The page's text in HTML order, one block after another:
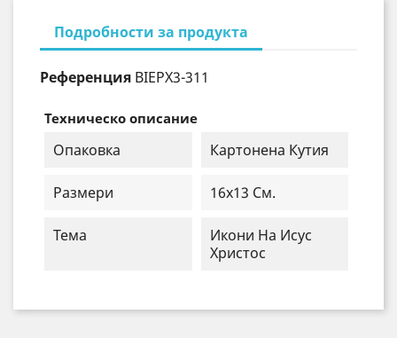
Подробности за продукта
Референция BIEPX3-311
Техническо описание
Опаковка Картонена Кутия
Размери 16x13 См.
Тема
Икони На Исус
Христос